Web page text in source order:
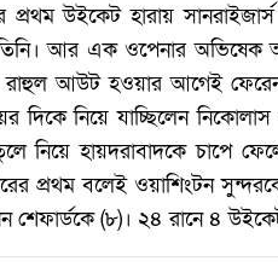
প্রথম উইকেট হারায়
আর এক ওপেনার অভিষেক
আউট হওয়ার আগেই ফেরেন
দিকে নিয়ে যাচ্ছিলেন
নিয়ে হায়দরাবাদকে চাপে
প্রথম বলেই ওয়াশিংটন
শেফার্ডকে (‌৮)‌। ২৪ রানে ৪